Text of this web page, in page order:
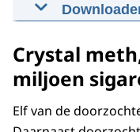
omvangrijk
16-02-2021
Download
Crystal
miljoen
Elf van de